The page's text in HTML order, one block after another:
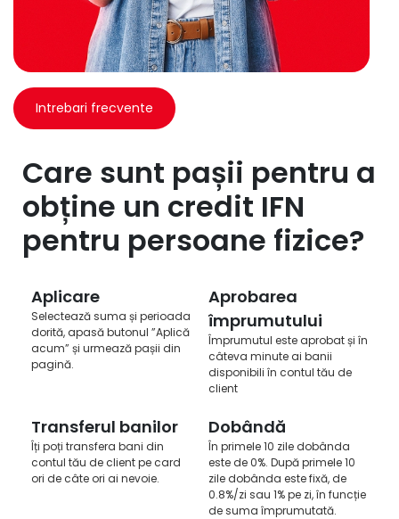
Intrebari frecvente
Care sunt pașii pentru a
obține un credit IFN
pentru persoane fizice?
Aplicare
Selectează suma și perioada
dorită, apasă butonul ”Aplică
acum” și urmează pașii din
pagină.
Aprobarea
împrumutului
Împrumutul este aprobat și în
câteva minute ai banii
disponibili în contul tău de
client
Transferul banilor
Îți poți transfera bani din
contul tău de client pe card
ori de câte ori ai nevoie.
Dobândă
În primele 10 zile dobânda
este de 0%. După primele 10
zile dobânda este fixă, de
0.8%/zi sau 1% pe zi, în funcție
de suma împrumutată.